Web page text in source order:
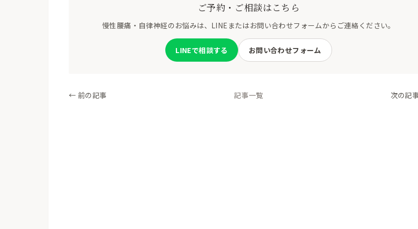
ご予約・ご相談はこちら
慢性腰痛・自律神経のお悩みは、LINEまたはお問い合わせフォームからご連絡ください。
LINEで相談する お問い合わせフォーム
← 前の記事 記事一覧 次の記